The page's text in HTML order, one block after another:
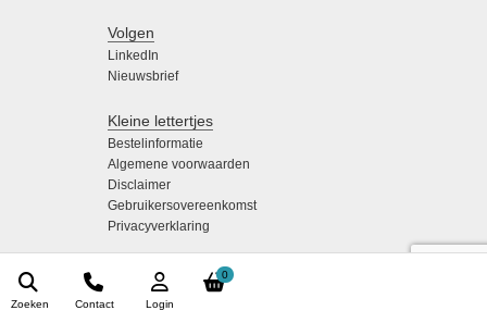
0
Login
Contact
Zoeken
Volgen
LinkedIn
Nieuwsbrief
Kleine lettertjes
Bestelinformatie
Algemene voorwaarden
Disclaimer
Gebruikersovereenkomst
Privacyverklaring